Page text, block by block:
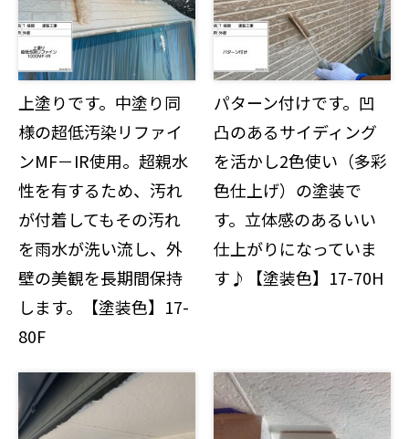
上塗りです。中塗り同
様の超低汚染リファイ
ンMF－IR使用。超親水
性を有するため、汚れ
が付着してもその汚れ
を雨水が洗い流し、外
壁の美観を長期間保持
します。【塗装色】17-
80F
パターン付けです。凹
凸のあるサイディング
を活かし2色使い（多彩
色仕上げ）の塗装で
す。立体感のあるいい
仕上がりになっていま
す♪【塗装色】17-70H